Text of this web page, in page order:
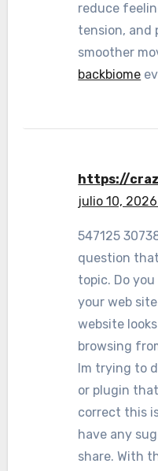
reduce
tension, and
smoother
backbiome
https://
julio 10,
547125
question
topic. Do
your web
website
browsing
Im trying to
or plugin
correct this
have any
share. With